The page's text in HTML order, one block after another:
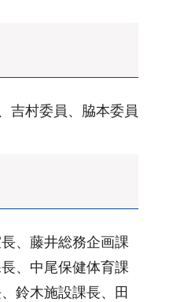
吉村委員、脇本委員
、藤井総務企画課
、中尾保健体育課
鈴木施設課長、田